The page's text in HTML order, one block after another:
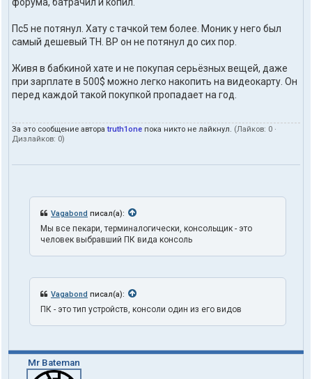
о
а
т
е
я
t
r
h
1
форума, батрачил и копил.
Пс5 не потянул. Хату с тачкой тем более. Моник у него был
самый дешевый ТН. ВР он не потянул до сих пор.
Живя в бабкиной хате и не покупая серьёзных вещей, даже
при зарплате в 500$ можно легко накопить на видеокарту. Он
перед каждой такой покупкой пропадает на год.
За это сообщение автораtruth1one пока никто не лайкнул. (Лайков: 0 ·
Дизлайков: 0)
Vagabond писал(а):
Мы все пекари, терминалогически, консольщик - это
человек выбравший ПК вида консоль
Vagabond писал(а):
ПК - это тип устройств, консоли один из его видов
Mr Bateman